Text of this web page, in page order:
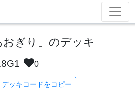
ぎり」のデッキ
0
デッキコードをコピー